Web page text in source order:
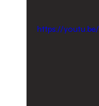
https://